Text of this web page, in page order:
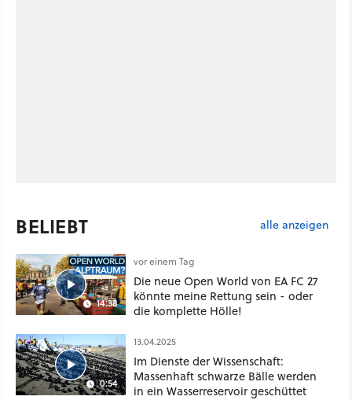
BELIEBT alle anzeigen
14:38
vor einem Tag
Die neue Open World von EA FC 27
könnte meine Rettung sein - oder
die komplette Hölle!
0:54
13.04.2025
Im Dienste der Wissenschaft:
Massenhaft schwarze Bälle werden
in ein Wasserreservoir geschüttet